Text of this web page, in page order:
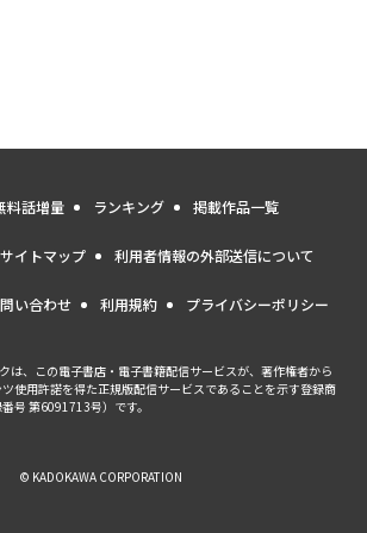
料話増量 ランキング 掲載作品一覧
サイトマップ 利用者情報の外部送信について
い合わせ 利用規約 プライバシーポリシー
は、この電子書店・電子書籍配信サービスが、著作権者から
使用許諾を得た正規版配信サービスであることを示す登録商
号 第6091713号）です。
© KADOKAWA CORPORATION